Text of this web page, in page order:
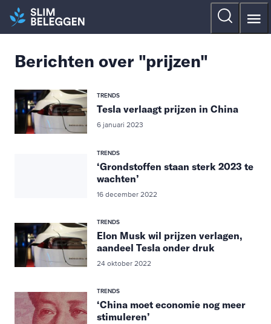
Berichten over "prijzen"
TRENDS
Tesla verlaagt prijzen in China
6 januari 2023
TRENDS
‘Grondstoffen staan sterk 2023 te
wachten’
16 december 2022
TRENDS
Elon Musk wil prijzen verlagen,
aandeel Tesla onder druk
24 oktober 2022
TRENDS
‘China moet economie nog meer
stimuleren’